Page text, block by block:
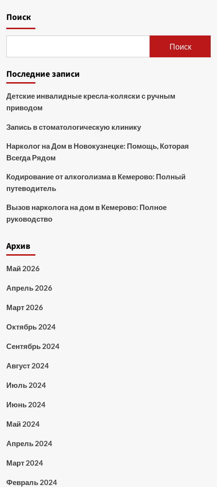
Поиск
Поиск
Последние записи
Детские инвалидные кресла-коляски с ручным
приводом
Запись в стоматологическую клинику
Нарколог на Дом в Новокузнецке: Помощь, Которая
Всегда Рядом
Кодирование от алкоголизма в Кемерово: Полный
путеводитель
Вызов нарколога на дом в Кемерово: Полное
руководство
Архив
Май 2026
Апрель 2026
Март 2026
Октябрь 2024
Сентябрь 2024
Август 2024
Июль 2024
Июнь 2024
Май 2024
Апрель 2024
Март 2024
Февраль 2024